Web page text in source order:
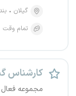
گیلان
تمام وقت
کارشناس
مجموعه